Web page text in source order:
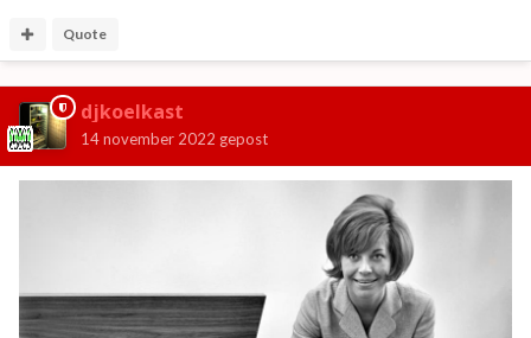
Quote
djkoelkast
14 november 2022 gepost